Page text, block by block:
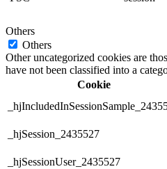
Others
Others
Other uncategorized cookies are
have not been classified into a
Cookie
_hjSession_2435527
_hjSessionUser_2435527